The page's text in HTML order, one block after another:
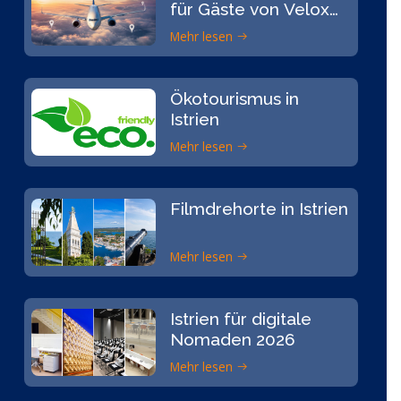
für Gäste von Velox
Tours
Mehr lesen
Ökotourismus in
Istrien
Mehr lesen
Filmdrehorte in Istrien
Mehr lesen
Istrien für digitale
Nomaden 2026
Mehr lesen